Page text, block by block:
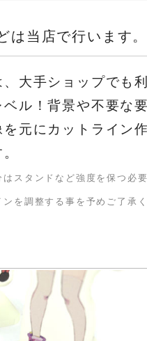
は当店で行います
大手ショップでも
ル！背景や不要な
元にカットライン
スタンドなど強度を保つ必
を調整する事を予めご了承